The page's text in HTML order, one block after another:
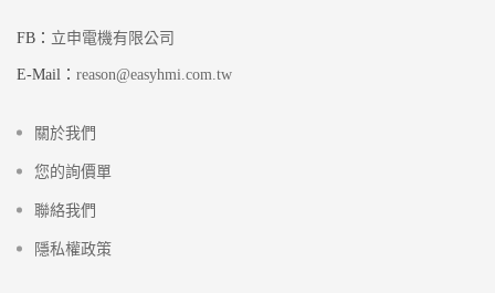
FB： 立申電機有限公司
E-Mail： reason@easyhmi.com.tw
關於我們
您的詢價單
聯絡我們
隱私權政策